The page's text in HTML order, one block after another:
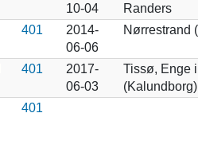
10-04
Randers
401
2014-
06-06
Nørrestrand
401
2017-
06-03
Tissø, Enge
(Kalundborg)
401